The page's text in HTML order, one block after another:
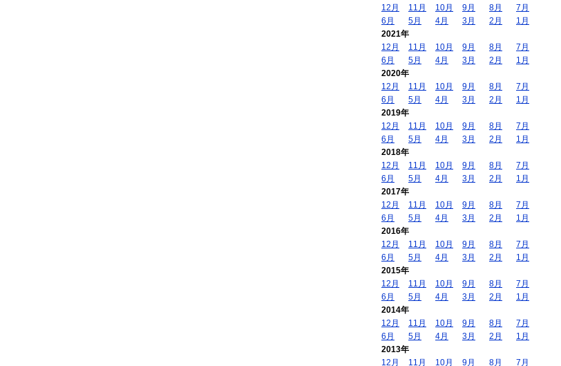
12月
11月 10月 9月 8月
7月
6月
5月 4月 3月 2月
1月
2021年
12月
11月 10月 9月 8月
7月
6月
5月 4月 3月 2月
1月
2020年
12月
11月 10月 9月 8月
7月
6月
5月 4月 3月 2月
1月
2019年
12月
11月 10月 9月 8月
7月
6月
5月 4月 3月 2月
1月
2018年
12月
11月 10月 9月 8月
7月
6月
5月 4月 3月 2月
1月
2017年
12月
11月 10月 9月 8月
7月
6月
5月 4月 3月 2月
1月
2016年
12月
11月 10月 9月 8月
7月
6月
5月 4月 3月 2月
1月
2015年
12月
11月 10月 9月 8月
7月
6月
5月 4月 3月 2月
1月
2014年
12月
11月 10月 9月 8月
7月
6月
5月 4月 3月 2月
1月
2013年
12月
11月 10月 9月 8月 7月